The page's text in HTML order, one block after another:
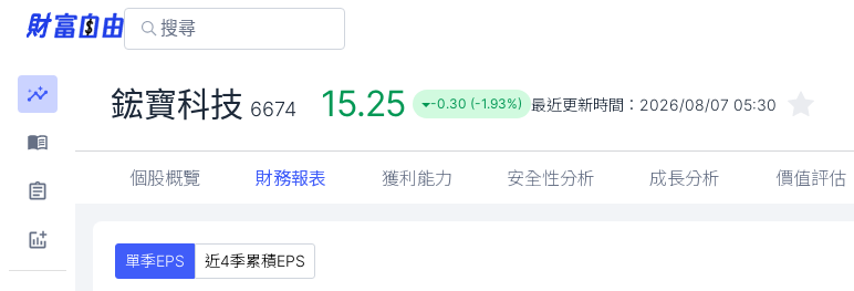
鋐寶科技 6674 15.25 -0.30 (-1.93%) 最近更新時間： 2026/08/07 05:30
個股概覽 財務報表 獲利能力 安全性分析 成長分析 價值評估
單季EPS 近4季累積EPS